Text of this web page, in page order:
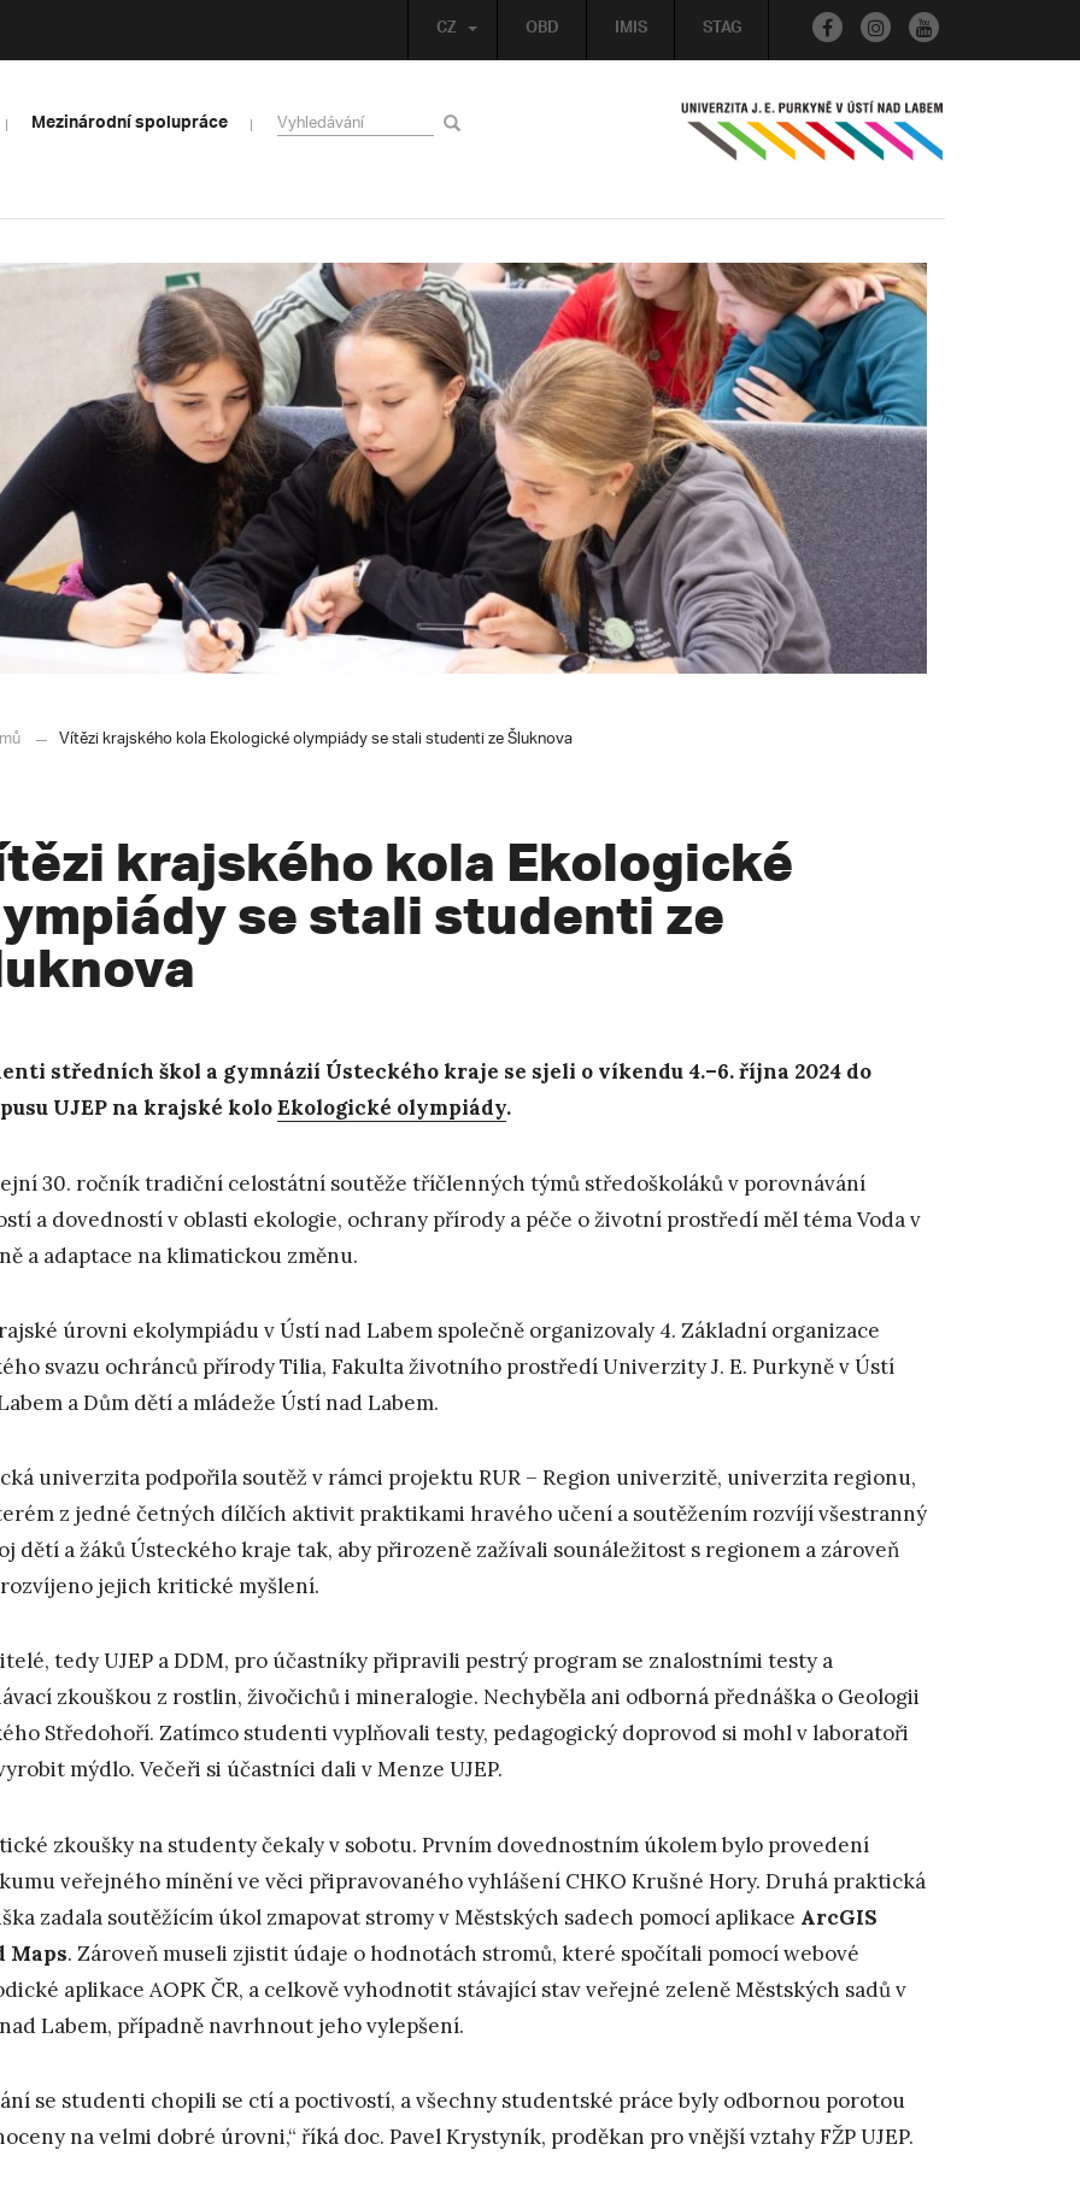
OBD IMIS STAG
CZ
Mezinárodní spolupráce
Vítězi krajského kola Ekologické olympiády se stali studenti ze Šluknova
krajského kola Ekologické
se stali studenti ze
středních škol a gymnázií Ústeckého kraje se sjeli o víkendu 4.–6. října 2024 do
UJEP na krajské koloEkologické olympiády.
30. ročník tradiční celostátní soutěže tříčlenných týmů středoškoláků v porovnávání
a dovedností v oblasti ekologie, ochrany přírody a péče o životní prostředí měl téma Voda v
a adaptace na klimatickou změnu.
úrovni ekolympiádu v Ústí nad Labem společně organizovaly 4. Základní organizace
svazu ochránců přírody Tilia, Fakulta životního prostředí Univerzity J. E. Purkyně v Ústí
a Dům dětí a mládeže Ústí nad Labem.
univerzita podpořila soutěž v rámci projektu RUR – Region univerzitě, univerzita regionu,
z jedné četných dílčích aktivit praktikami hravého učení a soutěžením rozvíjí všestranný
dětí a žáků Ústeckého kraje tak, aby přirozeně zažívali sounáležitost s regionem a zároveň
jejich kritické myšlení.
tedy UJEP a DDM, pro účastníky připravili pestrý program se znalostními testy a
zkouškou z rostlin, živočichů i mineralogie. Nechyběla ani odborná přednáška o Geologii
Středohoří. Zatímco studenti vyplňovali testy, pedagogický doprovod si mohl v laboratoři
mýdlo. Večeři si účastníci dali v Menze UJEP.
zkoušky na studenty čekaly v sobotu. Prvním dovednostním úkolem bylo provedení
veřejného mínění ve věci připravovaného vyhlášení CHKO Krušné Hory. Druhá praktická
zadala soutěžícím úkol zmapovat stromy v Městských sadech pomocí aplikace ArcGIS
Maps. Zároveň museli zjistit údaje o hodnotách stromů, které spočítali pomocí webové
aplikace AOPK ČR, a celkově vyhodnotit stávající stav veřejné zeleně Městských sadů v
Labem, případně navrhnout jeho vylepšení.
se studenti chopili se ctí a poctivostí, a všechny studentské práce byly odbornou porotou
na velmi dobré úrovni,“ říká doc. Pavel Krystyník, proděkan pro vnější vztahy FŽP UJEP.